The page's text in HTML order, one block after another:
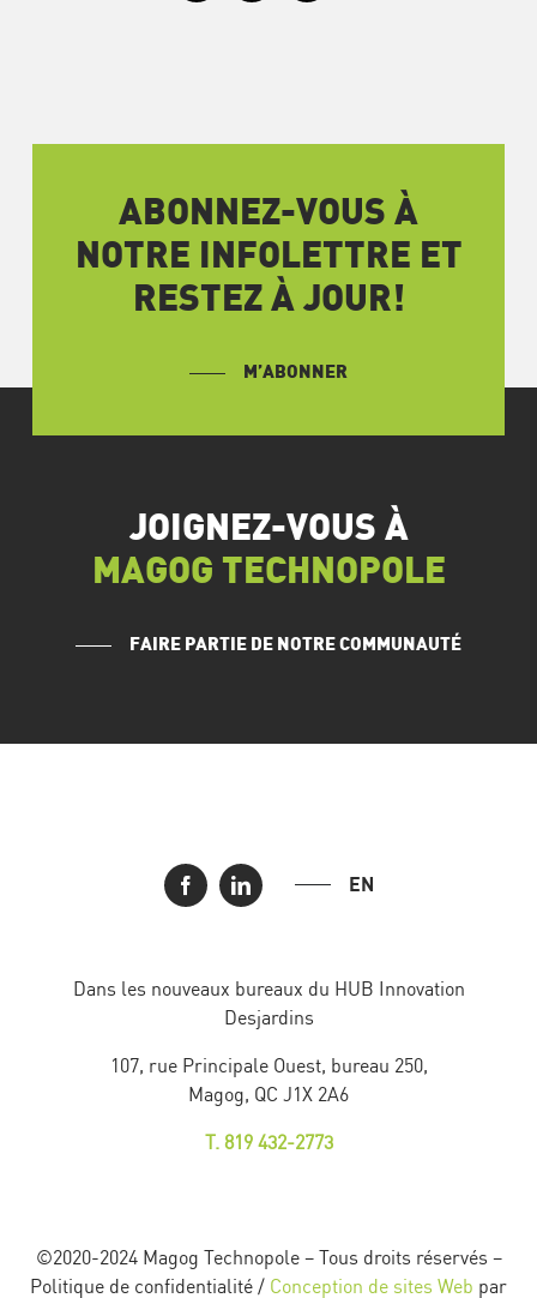
ABONNEZ-VOUS À
NOTRE INFOLETTRE ET
RESTEZ À JOUR!
M’ABONNER
JOIGNEZ-VOUS À
MAGOG TECHNOPOLE
FAIRE PARTIE DE NOTRE COMMUNAUTÉ
EN
Dans les nouveaux bureaux du HUB Innovation
Desjardins
107, rue Principale Ouest, bureau 250,
Magog, QC J1X 2A6
T. 819 432-2773
©2020-2024 Magog Technopole – Tous droits réservés –
Politique de confidentialité / Conception de sites Web par